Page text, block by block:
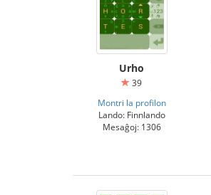
Urho
39
Montri la profilon
Lando: Finnlando
Mesaĝoj: 1306